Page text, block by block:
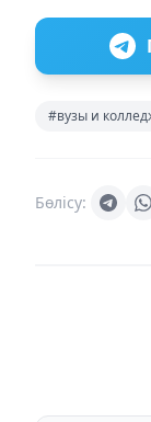
#вузы и
Бөлісу: